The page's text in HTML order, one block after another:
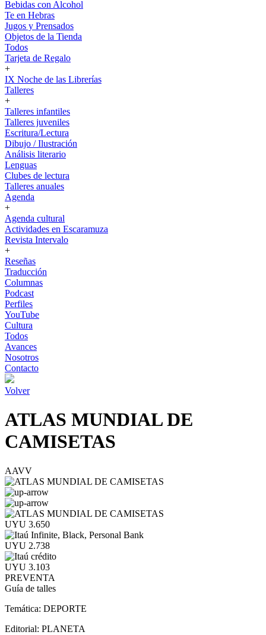
Bebidas con Alcohol
Te en Hebras
Jugos y Prensados
Objetos de la Tienda
Todos
Tarjeta de Regalo
+
IX Noche de las Librerías
Talleres
+
Talleres infantiles
Talleres juveniles
Escritura/Lectura
Dibujo / Ilustración
Análisis literario
Lenguas
Clubes de lectura
Talleres anuales
Agenda
+
Agenda cultural
Actividades en Escaramuza
Revista Intervalo
+
Reseñas
Traducción
Columnas
Podcast
Perfiles
YouTube
Cultura
Todos
Avances
Nosotros
Contacto
Volver
ATLAS MUNDIAL DE
CAMISETAS
AAVV
UYU 3.650
UYU 2.738
UYU 3.103
PREVENTA
Guía de talles
Temática: DEPORTE
Editorial: PLANETA